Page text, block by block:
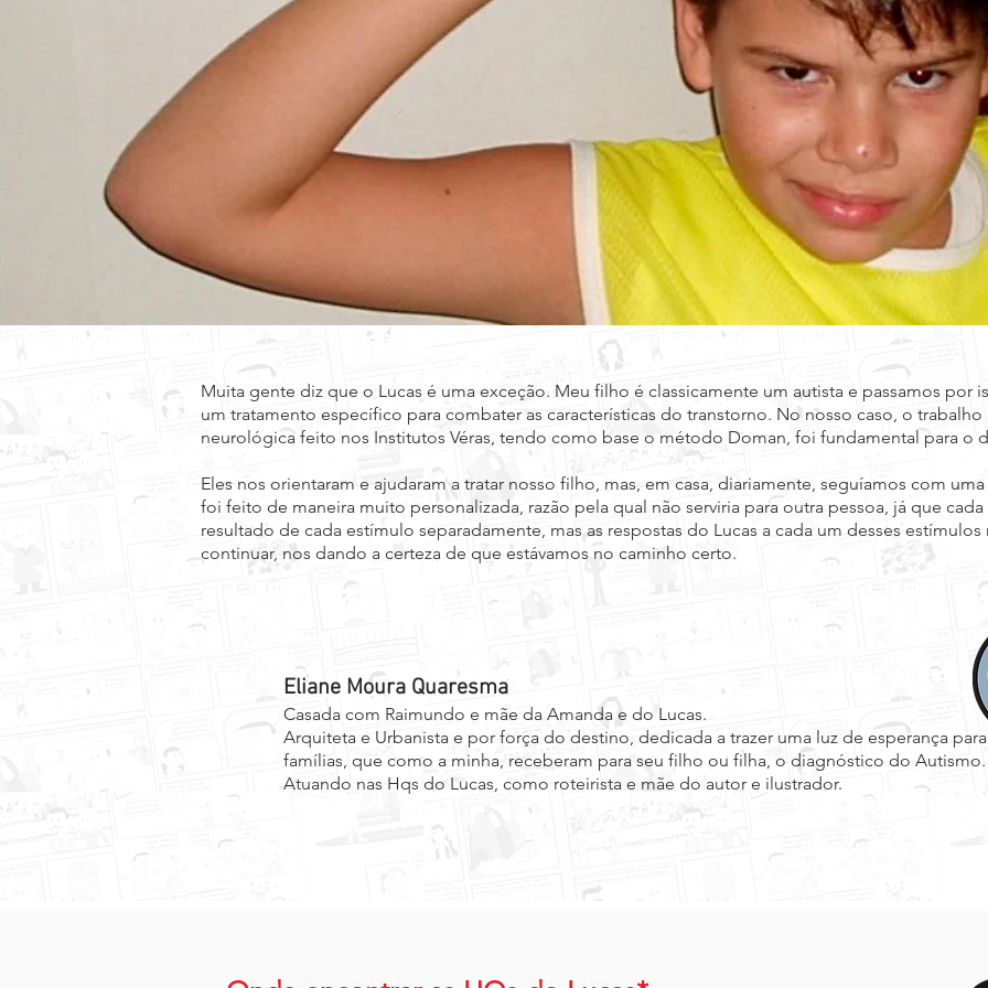
Muita gente diz que o Lucas é uma exceção. Meu filho é classicamente um autista e passamos por
um tratamento específico para combater as características do transtorno. No nosso caso, o
neurológica feito nos Institutos Véras, tendo como base o método Doman, foi fundamental para o
Eles nos orientaram e ajudaram a tratar nosso filho, mas, em casa, diariamente, seguíamos com
foi feito de maneira muito personalizada, razão pela qual não serviria para outra pessoa, já que
resultado de cada estímulo separadamente, mas as respostas do Lucas a cada um desses
continuar, nos dando a certeza de que estávamos no caminho certo.
Casada com Raimundo e mãe da Amanda e do Lucas.
Arquiteta e Urbanista e por força do destino, dedicada a trazer uma luz de esperança para
famílias, que como a minha, receberam para seu filho ou filha, o diagnóstico do Autismo.
Atuando nas Hqs do Lucas, como roteirista e mãe do autor e ilustrador.
Eliane Moura Quaresma